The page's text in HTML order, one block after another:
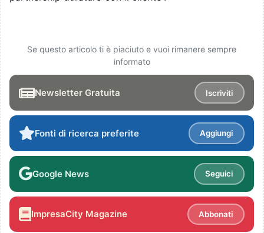
Se questo articolo ti è piaciuto e vuoi rimanere sempre
informato
Newsletter Gratuita Iscriviti
Fonti di ricerca preferite Aggiungi
Google News Seguici
ImpresaCity Magazine Abbonati